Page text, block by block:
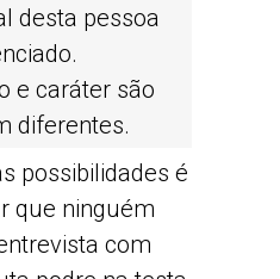
desta pessoa
e caráter são
diferentes.
possibilidades é
que ninguém
com